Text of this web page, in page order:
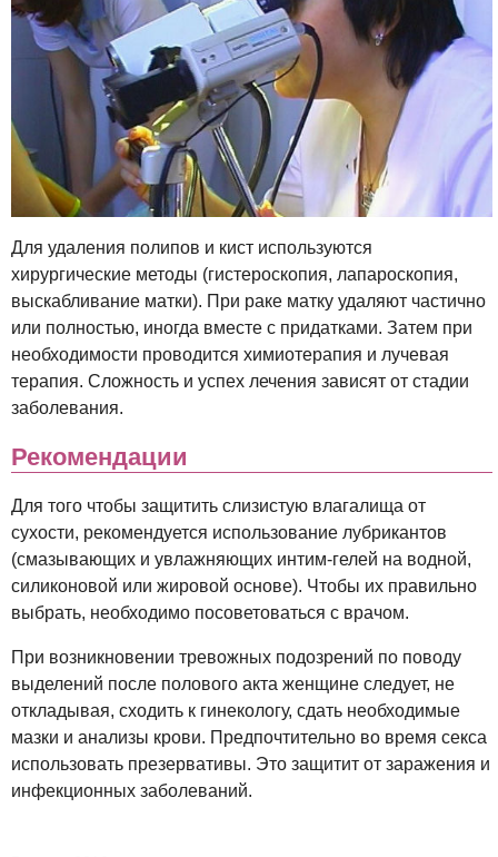
Для удаления полипов и кист используются
хирургические методы (гистероскопия, лапароскопия,
выскабливание матки). При раке матку удаляют частично
или полностью, иногда вместе с придатками. Затем при
необходимости проводится химиотерапия и лучевая
терапия. Сложность и успех лечения зависят от стадии
заболевания.
Рекомендации
Для того чтобы защитить слизистую влагалища от
сухости, рекомендуется использование лубрикантов
(смазывающих и увлажняющих интим-гелей на водной,
силиконовой или жировой основе). Чтобы их правильно
выбрать, необходимо посоветоваться с врачом.
При возникновении тревожных подозрений по поводу
выделений после полового акта женщине следует, не
откладывая, сходить к гинекологу, сдать необходимые
мазки и анализы крови. Предпочтительно во время секса
использовать презервативы. Это защитит от заражения и
инфекционных заболеваний.